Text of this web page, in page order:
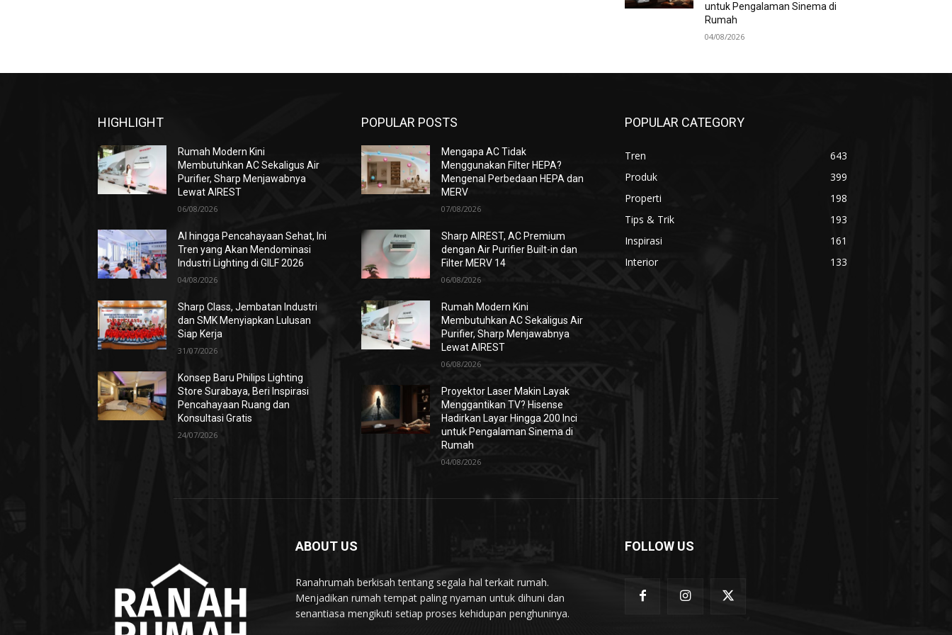
untuk Pengalaman Sinema di
Rumah
04/08/2026
HIGHLIGHT
Rumah Modern Kini
Membutuhkan AC Sekaligus Air
Purifier, Sharp Menjawabnya
Lewat AIREST
06/08/2026
AI hingga Pencahayaan Sehat, Ini
Tren yang Akan Mendominasi
Industri Lighting di GILF 2026
04/08/2026
Sharp Class, Jembatan Industri
dan SMK Menyiapkan Lulusan
Siap Kerja
31/07/2026
Konsep Baru Philips Lighting
Store Surabaya, Beri Inspirasi
Pencahayaan Ruang dan
Konsultasi Gratis
24/07/2026
POPULAR POSTS
Mengapa AC Tidak
Menggunakan Filter HEPA?
Mengenal Perbedaan HEPA dan
MERV
07/08/2026
Sharp AIREST, AC Premium
dengan Air Purifier Built-in dan
Filter MERV 14
06/08/2026
Rumah Modern Kini
Membutuhkan AC Sekaligus Air
Purifier, Sharp Menjawabnya
Lewat AIREST
06/08/2026
Proyektor Laser Makin Layak
Menggantikan TV? Hisense
Hadirkan Layar Hingga 200 Inci
untuk Pengalaman Sinema di
Rumah
04/08/2026
POPULAR CATEGORY
Tren
643
Produk
399
Properti
198
Tips & Trik
193
Inspirasi
161
Interior
133
ABOUT US
Ranahrumah berkisah tentang segala hal terkait rumah.
Menjadikan rumah tempat paling nyaman untuk dihuni dan
senantiasa mengikuti setiap proses kehidupan penghuninya.
FOLLOW US